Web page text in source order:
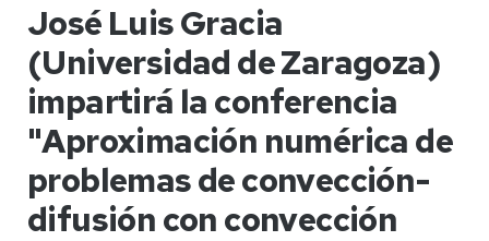
José Luis Gracia
(Universidad de Zaragoza)
impartirá la conferencia
"Aproximación numérica de
problemas de convección-
difusión con convección